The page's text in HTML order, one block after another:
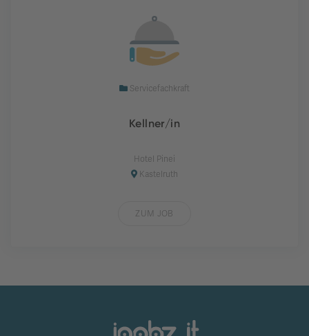
Servicefachkraft
Kellner/in
Hotel Pinei
Kastelruth
ZUM JOB